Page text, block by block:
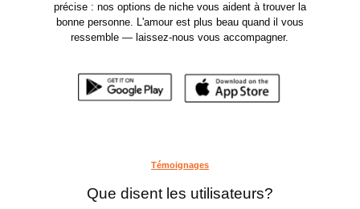
précise : nos options de niche vous aident à trouver la
bonne personne. L'amour est plus beau quand il vous
ressemble — laissez-nous vous accompagner.
Témoignages
Que disent les utilisateurs?